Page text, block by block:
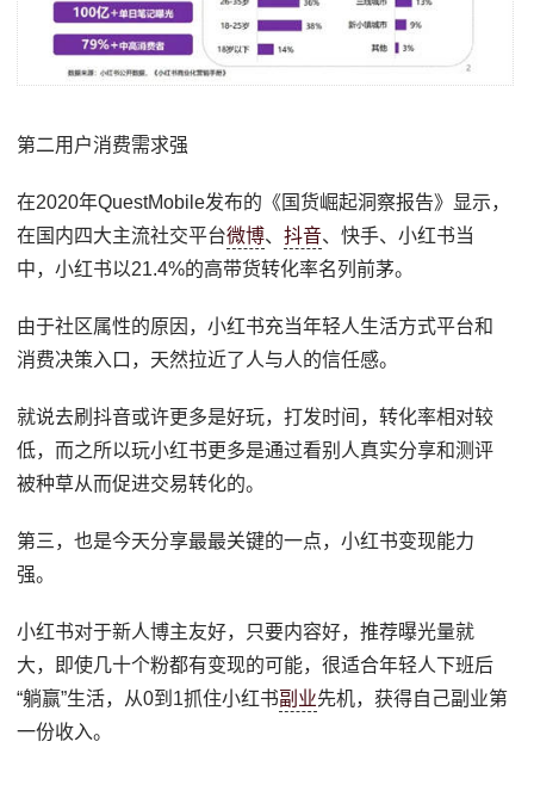
第二用户消费需求强
在2020年QuestMobile发布的《国货崛起洞察报告》显示，
在国内四大主流社交平台微博、抖音、快手、小红书当
中，小红书以21.4%的高带货转化率名列前茅。
由于社区属性的原因，小红书充当年轻人生活方式平台和
消费决策入口，天然拉近了人与人的信任感。
就说去刷抖音或许更多是好玩，打发时间，转化率相对较
低，而之所以玩小红书更多是通过看别人真实分享和测评
被种草从而促进交易转化的。
第三，也是今天分享最最关键的一点，小红书变现能力
强。
小红书对于新人博主友好，只要内容好，推荐曝光量就
大，即使几十个粉都有变现的可能，很适合年轻人下班后
“躺赢”生活，从0到1抓住小红书副业先机，获得自己副业第
一份收入。